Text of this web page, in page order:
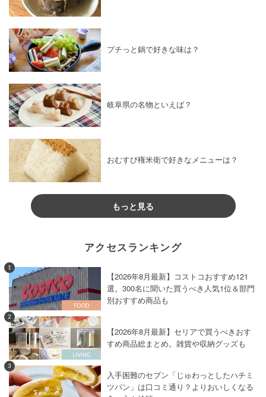
プチっと鍋で好きな味は？
岐阜県の名物といえば？
おむすび権米衛で好きなメニューは？
もっと見る
アクセスランキング
1
【2026年8月最新】コストコおすすめ121
選。300名に聞いた買うべき人気1位＆部門
別おすすめ商品も
2
【2026年8月最新】セリアで買うべきおす
すめ商品総まとめ。雑貨や収納グッズも
3
入手困難のセブン「じゅわっとしたハチミ
ツパン」は口コミ通り？よりおいしくなる